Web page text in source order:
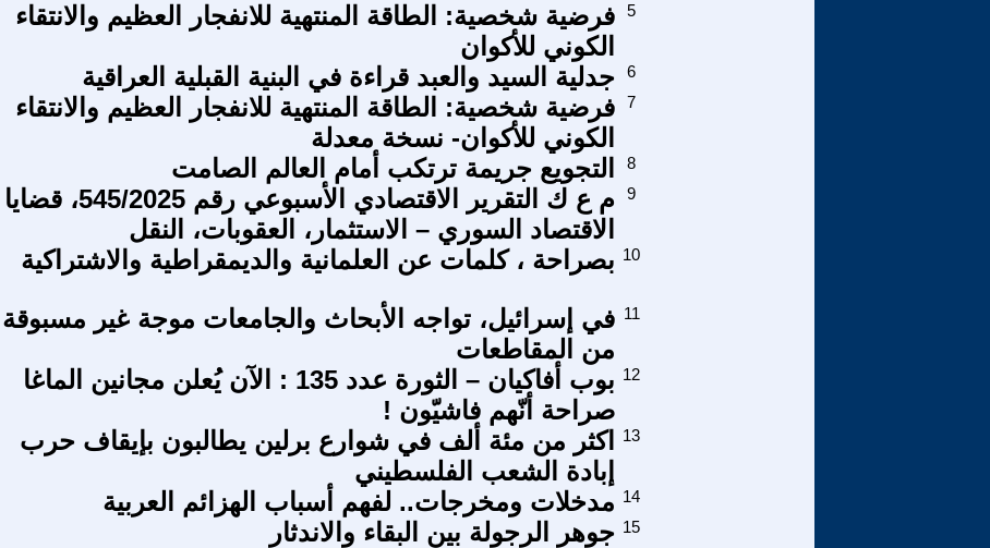
فرضية شخصية: الطاقة المنتهية للانفجار العظيم والانتقاء
الكوني للأكوان
5
جدلية السيد والعبد قراءة في البنية القبلية العراقية
6
فرضية شخصية: الطاقة المنتهية للانفجار العظيم والانتقاء
الكوني للأكوان- نسخة معدلة
7
التجويع جريمة ترتكب أمام العالم الصامت
8
م ع ك التقرير الاقتصادي الأسبوعي رقم 545/2025، قضايا
الاقتصاد السوري – الاستثمار، العقوبات، النقل
9
بصراحة ، كلمات عن العلمانية والديمقراطية والاشتراكية 10
في إسرائيل، تواجه الأبحاث والجامعات موجة غير مسبوقة
من المقاطعات
11
بوب أفاكيان – الثورة عدد 135 : الآن يُعلن مجانين الماغا
صراحة أنّهم فاشيّون !
12
اكثر من مئة ألف في شوارع برلين يطالبون بإيقاف حرب
إبادة الشعب الفلسطيني
13
مدخلات ومخرجات.. لفهم أسباب الهزائم العربية 14
جوهر الرجولة بين البقاء والاندثار 15